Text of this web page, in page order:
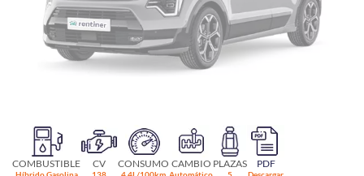
COMBUSTIBLE CV CONSUMO CAMBIO PLAZAS PDF